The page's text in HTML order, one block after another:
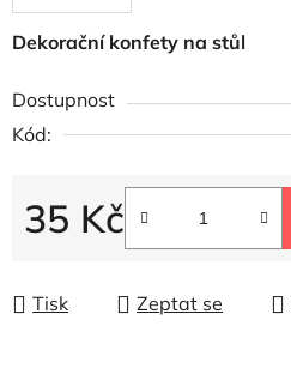
Dekorační konfety na stůl
Dostupnost
Kód:
35 Kč
Měrná cena:
Tisk Zeptat se